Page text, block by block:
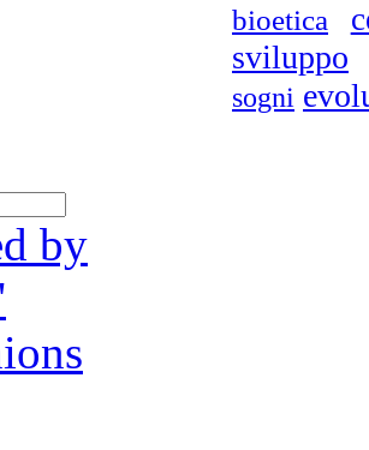
bioetica
sviluppo
sogni